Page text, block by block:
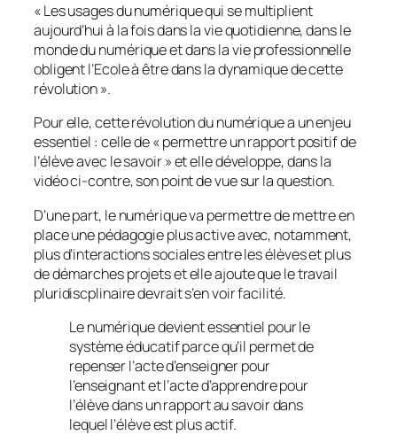
«Les usages du numérique qui se multiplient
aujourd’hui à la fois dans la vie quotidienne, dans le
monde du numérique et dans la vie professionnelle
obligent l’Ecole à être dans la dynamique de cette
révolution».
Pour elle, cette révolution du numérique a un enjeu
essentiel : celle de «permettre un rapport positif de
l’élève avec le savoir » et elle développe, dans la
vidéo ci-contre, son point de vue sur la question.
D’une part, le numérique va permettre de mettre en
place une pédagogie plus active avec, notamment,
plus d’interactions sociales entre les élèves et plus
de démarches projets et elle ajoute que le travail
pluridiscplinaire devrait s’en voir facilité.
Le numérique devient essentiel pour le
système éducatif parce qu’il permet de
repenser l’acte d’enseigner pour
l’enseignant et l’acte d’apprendre pour
l’élève dans un rapport au savoir dans
lequel l’élève est plus actif.